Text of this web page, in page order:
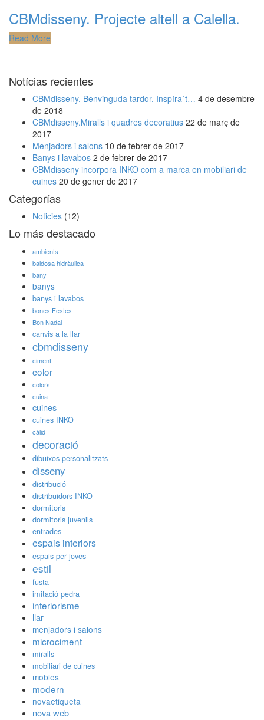
CBMdisseny. Projecte altell a Calella.
Read More
Notícias recientes
CBMdisseny. Benvinguda tardor. Inspíra´t… 4 de desembre
de 2018
CBMdisseny.Miralls i quadres decoratius 22 de març de
2017
Menjadors i salons 10 de febrer de 2017
Banys i lavabos 2 de febrer de 2017
CBMdisseny incorpora INKO com a marca en mobiliari de
cuines 20 de gener de 2017
Categorías
Noticies (12)
Lo más destacado
ambients
baldosa hidràulica
bany
banys
banys i lavabos
bones Festes
Bon Nadal
canvis a la llar
cbmdisseny
ciment
color
colors
cuina
cuines
cuines INKO
càlid
decoració
dibuixos personalitzats
disseny
distribució
distribuidors INKO
dormitoris
dormitoris juvenils
entrades
espais interiors
espais per joves
estil
fusta
imitació pedra
interiorisme
llar
menjadors i salons
microciment
miralls
mobiliari de cuines
mobles
modern
novaetiqueta
nova web